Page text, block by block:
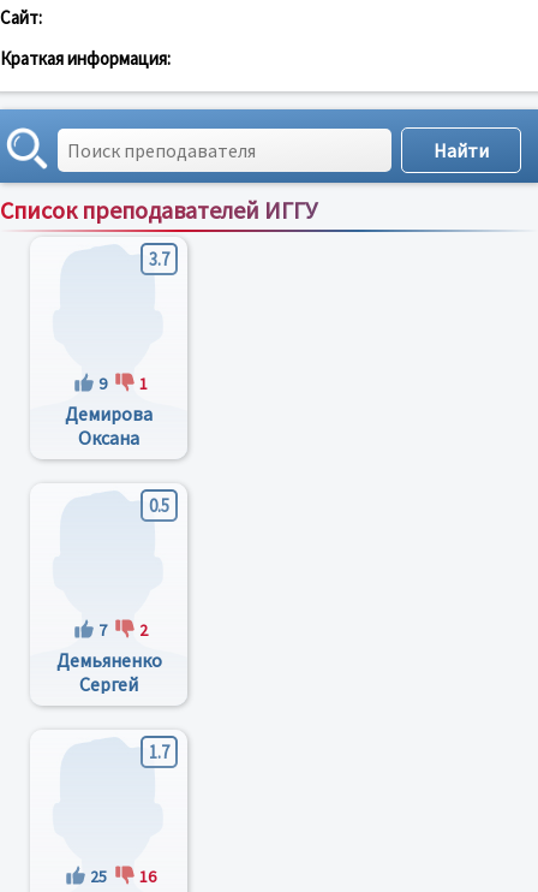
Сайт:
Краткая информация:
Список преподавателей ИГГУ
Сортировка по:имени;рейтингу;отзывам
3.7
9 1
Демирова
Оксана
Петровна
0.5
7 2
Демьяненко
Сергей
Касьянович
1.7
25 16